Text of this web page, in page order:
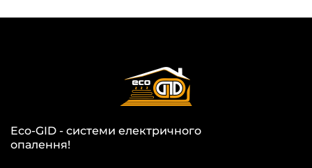
Eco-GID - системи електричного
опалення!